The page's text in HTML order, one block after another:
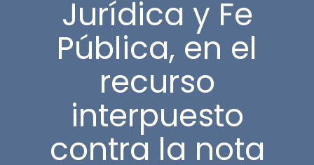
Jurídica y Fe
Pública, en el
recurso
interpuesto
contra la nota